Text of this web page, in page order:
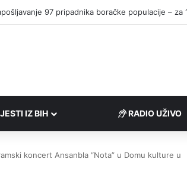
IZ BIH RADIO UŽIVO
koncert Ansanbla “Nota” u Domu kulture u